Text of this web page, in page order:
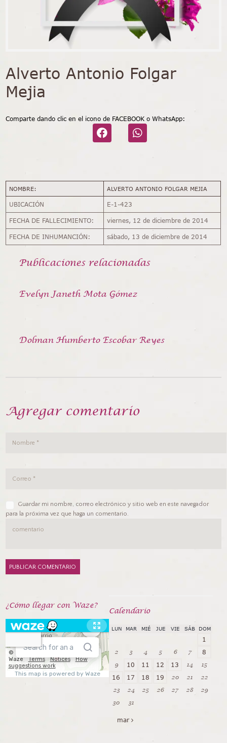
Alverto Antonio Folgar
Mejia
Comparte dando clic en el icono de FACEBOOK o WhatsApp:
NOMBRE: ALVERTO ANTONIO FOLGAR MEJIA
UBICACIÓN E-1-423
FECHA DE FALLECIMIENTO: viernes, 12 de diciembre de 2014
FECHA DE INHUMANCIÓN: sábado, 13 de diciembre de 2014
Publicaciones relacionadas
Evelyn Janeth Mota Gómez
Dolman Humberto Escobar Reyes
Agregar comentario
Guardar mi nombre, correo electrónico y sitio web en este navegador
para la próxima vez que haga un comentario.
¿Cómo llegar con Waze?
Calendarío
LUN MAR MIÉ JUE VIE SÁB DOM
1
2 3 4 5 6 7 8
9 10 11 12 13 14 15
16 17 18 19 20 21
22
23
24 25 26 27 28
29
30
31
mar